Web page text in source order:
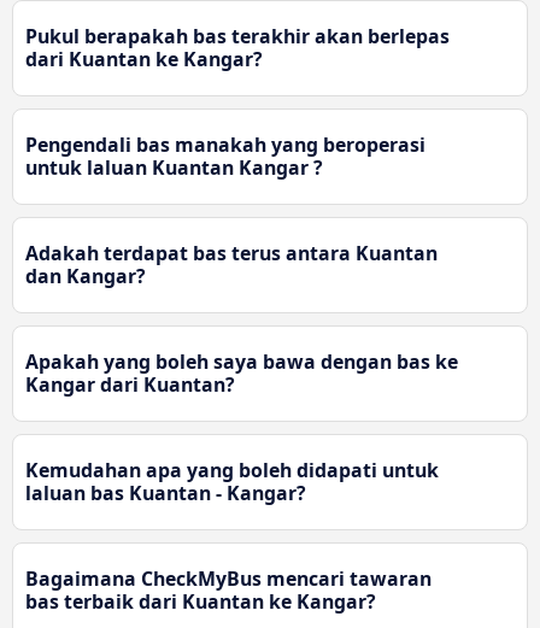
Pukul berapakah bas terakhir akan berlepas
dari Kuantan ke Kangar?
Pengendali bas manakah yang beroperasi
untuk laluan Kuantan Kangar ?
Adakah terdapat bas terus antara Kuantan
dan Kangar?
Apakah yang boleh saya bawa dengan bas ke
Kangar dari Kuantan?
Kemudahan apa yang boleh didapati untuk
laluan bas Kuantan - Kangar?
Bagaimana CheckMyBus mencari tawaran
bas terbaik dari Kuantan ke Kangar?